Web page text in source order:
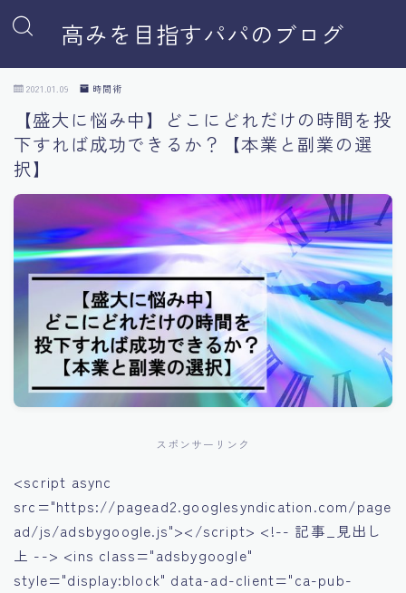
高みを目指すパパのブログ
2021.01.09 時間術
【盛大に悩み中】どこにどれだけの時間を投
下すれば成功できるか？【本業と副業の選
択】
スポンサーリンク
<script async
src="https://pagead2.googlesyndication.com/page
ad/js/adsbygoogle.js"></script> <!-- 記事_見出し
上 --> <ins class="adsbygoogle"
style="display:block" data-ad-client="ca-pub-